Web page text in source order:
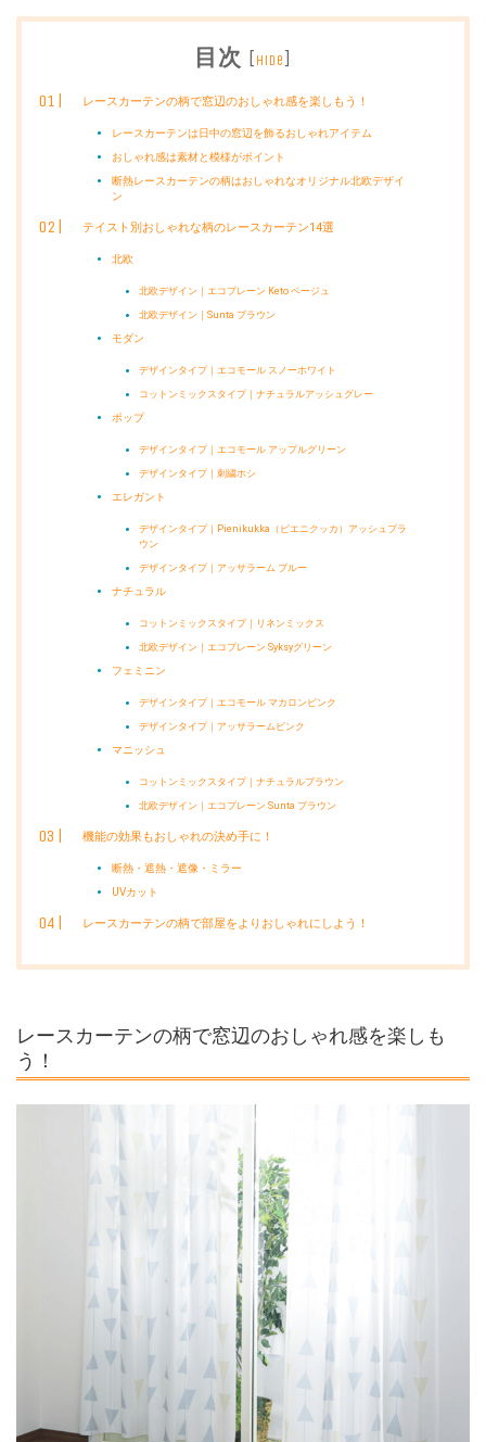
目次 [hide]
レースカーテンの柄で窓辺のおしゃれ感を楽しもう！
レースカーテンは日中の窓辺を飾るおしゃれアイテム
おしゃれ感は素材と模様がポイント
断熱レースカーテンの柄はおしゃれなオリジナル北欧デザイ
ン
テイスト別おしゃれな柄のレースカーテン14選
北欧
北欧デザイン｜エコプレーン Keto ベージュ
北欧デザイン｜Sunta ブラウン
モダン
デザインタイプ｜エコモール スノーホワイト
コットンミックスタイプ｜ナチュラルアッシュグレー
ポップ
デザインタイプ｜エコモール アップルグリーン
デザインタイプ｜刺繍ホシ
エレガント
デザインタイプ｜Pienikukka（ピエニクッカ）アッシュブラ
ウン
デザインタイプ｜アッサラーム ブルー
ナチュラル
コットンミックスタイプ｜リネンミックス
北欧デザイン｜エコプレーン Syksyグリーン
フェミニン
デザインタイプ｜エコモール マカロンピンク
デザインタイプ｜アッサラームピンク
マニッシュ
コットンミックスタイプ｜ナチュラルブラウン
北欧デザイン｜エコプレーン Sunta ブラウン
機能の効果もおしゃれの決め手に！
断熱・遮熱・遮像・ミラー
UVカット
レースカーテンの柄で部屋をよりおしゃれにしよう！
レースカーテンの柄で窓辺のおしゃれ感を楽しも
う！